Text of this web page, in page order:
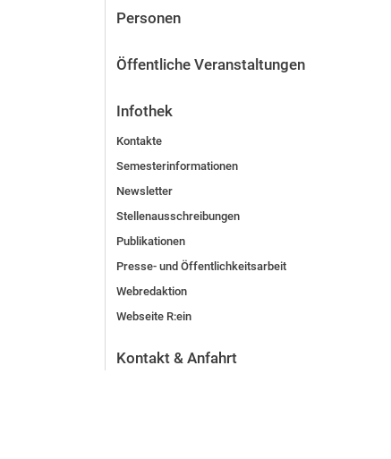
Personen
Öffentliche Veranstaltungen
Infothek
Kontakte
Semesterinformationen
Newsletter
Stellenausschreibungen
Publikationen
Presse- und Öffentlichkeitsarbeit
Webredaktion
Webseite R:ein
Kontakt & Anfahrt